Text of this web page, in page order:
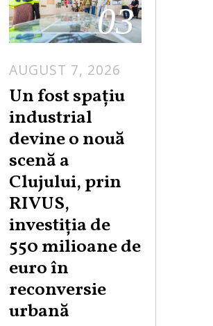
03
AUGUST 7, 2026
Un fost spațiu
industrial
devine o nouă
scenă a
Clujului, prin
RIVUS,
investiția de
550 milioane de
euro în
reconversie
urbană